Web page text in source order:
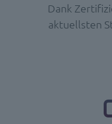
Dank
aktuellsten